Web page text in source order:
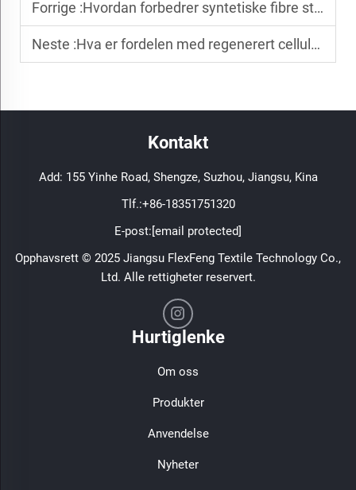
Forrige :Hvordan forbedrer syntetiske fibre stoffets holdbarhet?
Neste :Hva er fordelen med regenerert cellulosefiber?
Kontakt
Add: 155 Yinhe Road, Shengze, Suzhou, Jiangsu, Kina
Tlf.:+86-18351751320
E-post:[email protected]
Opphavsrett © 2025 Jiangsu FlexFeng Textile Technology Co.,
Ltd. Alle rettigheter reservert.
Hurtiglenke
Om oss
Produkter
Anvendelse
Nyheter